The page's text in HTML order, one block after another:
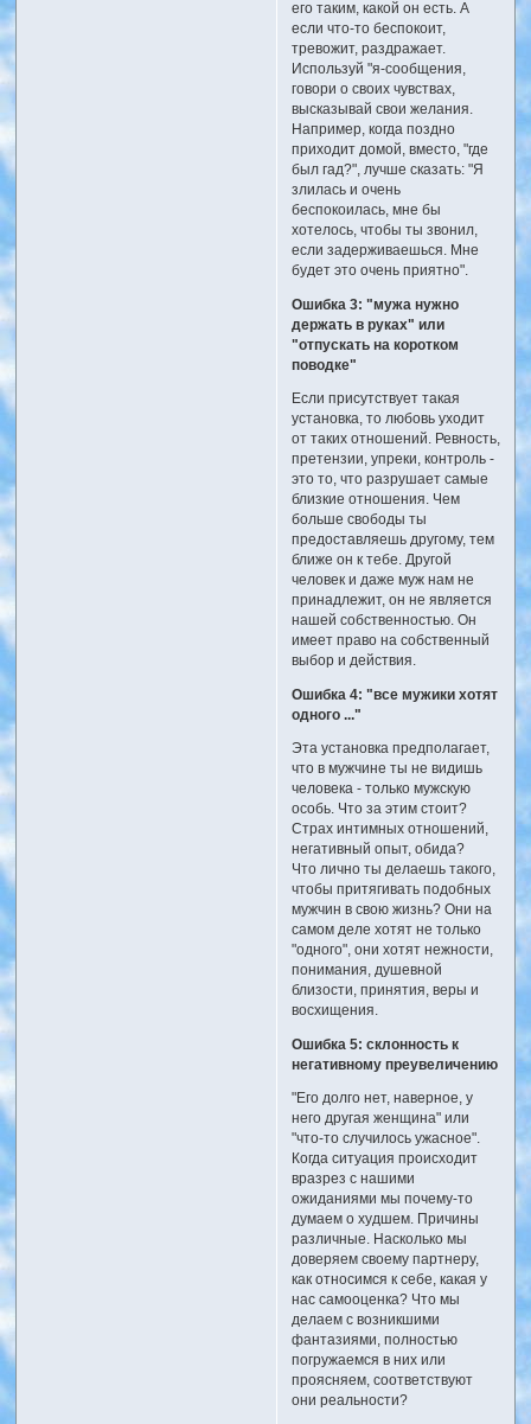
его таким, какой он есть. А
если что-то беспокоит,
тревожит, раздражает.
Используй "я-сообщения,
говори о своих чувствах,
высказывай свои желания.
Например, когда поздно
приходит домой, вместо, "где
был гад?", лучше сказать: "Я
злилась и очень
беспокоилась, мне бы
хотелось, чтобы ты звонил,
если задерживаешься. Мне
будет это очень приятно".
Ошибка 3: "мужа нужно
держать в руках" или
"отпускать на коротком
поводке"
Если присутствует такая
установка, то любовь уходит
от таких отношений. Ревность,
претензии, упреки, контроль -
это то, что разрушает самые
близкие отношения. Чем
больше свободы ты
предоставляешь другому, тем
ближе он к тебе. Другой
человек и даже муж нам не
принадлежит, он не является
нашей собственностью. Он
имеет право на собственный
выбор и действия.
Ошибка 4: "все мужики хотят
одного ..."
Эта установка предполагает,
что в мужчине ты не видишь
человека - только мужскую
особь. Что за этим стоит?
Страх интимных отношений,
негативный опыт, обида?
Что лично ты делаешь такого,
чтобы притягивать подобных
мужчин в свою жизнь? Они на
самом деле хотят не только
"одного", они хотят нежности,
понимания, душевной
близости, принятия, веры и
восхищения.
Ошибка 5: склонность к
негативному преувеличению
"Его долго нет, наверное, у
него другая женщина" или
"что-то случилось ужасное".
Когда ситуация происходит
вразрез с нашими
ожиданиями мы почему-то
думаем о худшем. Причины
различные. Насколько мы
доверяем своему партнеру,
как относимся к себе, какая у
нас самооценка? Что мы
делаем с возникшими
фантазиями, полностью
погружаемся в них или
проясняем, соответствуют
они реальности?